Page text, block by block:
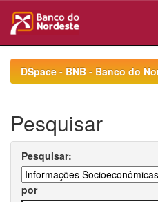
navigationDSpace - BNB - Banco do
Pesquisar
Pesquisar:
por